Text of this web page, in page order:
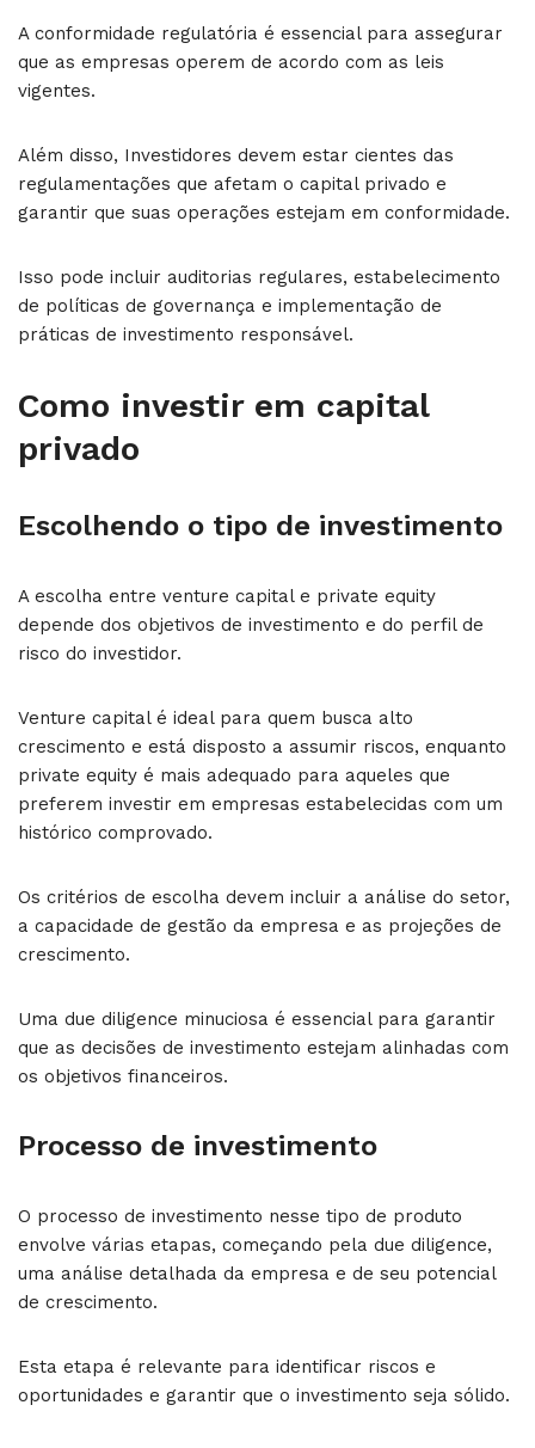
A conformidade regulatória é essencial para assegurar
que as empresas operem de acordo com as leis
vigentes.
Além disso, Investidores devem estar cientes das
regulamentações que afetam o capital privado e
garantir que suas operações estejam em conformidade.
Isso pode incluir auditorias regulares, estabelecimento
de políticas de governança e implementação de
práticas de investimento responsável.
Como investir em capital
privado
Escolhendo o tipo de investimento
A escolha entre venture capital e private equity
depende dos objetivos de investimento e do perfil de
risco do investidor.
Venture capital é ideal para quem busca alto
crescimento e está disposto a assumir riscos, enquanto
private equity é mais adequado para aqueles que
preferem investir em empresas estabelecidas com um
histórico comprovado.
Os critérios de escolha devem incluir a análise do setor,
a capacidade de gestão da empresa e as projeções de
crescimento.
Uma due diligence minuciosa é essencial para garantir
que as decisões de investimento estejam alinhadas com
os objetivos financeiros.
Processo de investimento
O processo de investimento nesse tipo de produto
envolve várias etapas, começando pela due diligence,
uma análise detalhada da empresa e de seu potencial
de crescimento.
Esta etapa é relevante para identificar riscos e
oportunidades e garantir que o investimento seja sólido.